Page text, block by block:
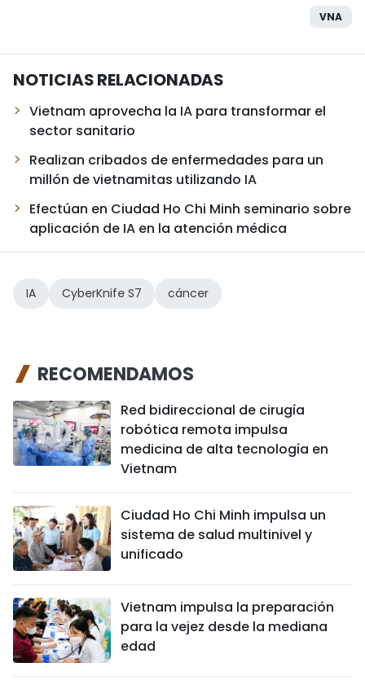
VNA
NOTICIAS RELACIONADAS
Vietnam aprovecha la IA para transformar el
sector sanitario
Realizan cribados de enfermedades para un
millón de vietnamitas utilizando IA
Efectúan en Ciudad Ho Chi Minh seminario sobre
aplicación de IA en la atención médica
IA CyberKnife S7 cáncer
RECOMENDAMOS
Red bidireccional de cirugía
robótica remota impulsa
medicina de alta tecnología en
Vietnam
Ciudad Ho Chi Minh impulsa un
sistema de salud multinivel y
unificado
Vietnam impulsa la preparación
para la vejez desde la mediana
edad